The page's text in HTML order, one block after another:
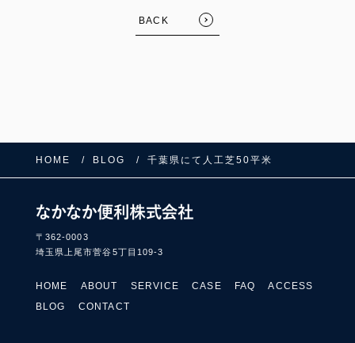
FOLLOW US:
BACK
HOME BLOG 千葉県にて人工芝50平米
〒362-0003
埼玉県上尾市菅谷5丁目109-3
HOME ABOUT SERVICE CASE FAQ
ACCESS
BLOG
CONTACT